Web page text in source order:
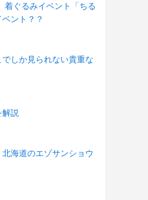
着ぐるみイベント「ちる
ント？？
しか見られない貴重な
説
北海道のエゾサンショウ